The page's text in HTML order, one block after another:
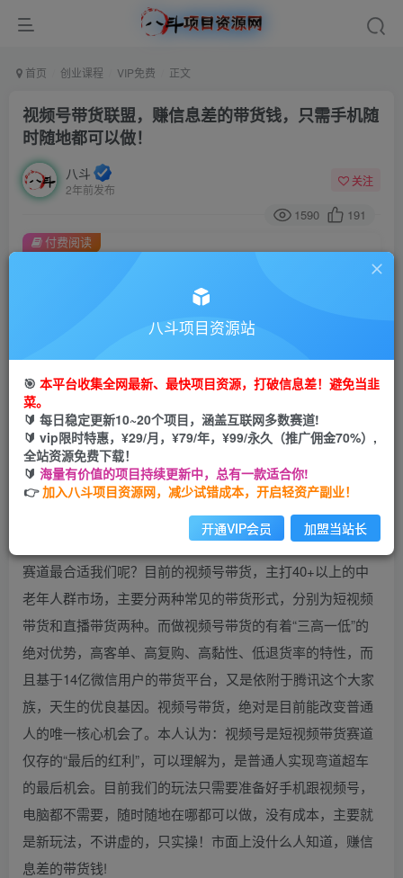
首页 创业课程 VIP免费 正文
视频号带货联盟，赚信息差的带货钱，只需手机随
时随地都可以做！
八斗
2年前发布
关注
1590 191
此内容为付费阅读，请付费后查看
金币9.9金币99
会员免费
您当前未登录！建议登陆后购买，可保存购买订单
付费阅读
什么是视频号带货？那我小白入局，不会选品和运营，什么
赛道最合适我们呢？目前的视频号带货，主打40+以上的中
老年人群市场，主要分两种常见的带货形式，分别为短视频
带货和直播带货两种。而做视频号带货的有着“三高一低”的
绝对优势，高客单、高复购、高黏性、低退货率的特性，而
且基于14亿微信用户的带货平台，又是依附于腾讯这个大家
族，天生的优良基因。视频号带货，绝对是目前能改变普通
人的唯一核心机会了。本人认为：视频号是短视频带货赛道
仅存的“最后的红利”，可以理解为，是普通人实现弯道超车
的最后机会。目前我们的玩法只需要准备好手机跟视频号，
电脑都不需要，随时随地在哪都可以做，没有成本，主要就
是新玩法，不讲虚的，只实操！市面上没什么人知道，赚信
息差的带货钱!
八斗项目资源站
🎯 本平台收集全网最新、最快项目资源，打破信息差！避免当韭
菜。
🔰 每日稳定更新10~20个项目，涵盖互联网多数赛道!
🔰 vip限时特惠，¥29/月，¥79/年，¥99/永久（推广佣金70%）,
全站资源免费下载！
🔰 海量有价值的项目持续更新中，总有一款适合你!
👉加入八斗项目资源网，减少试错成本，开启轻资产副业！
开通VIP会员 加盟当站长